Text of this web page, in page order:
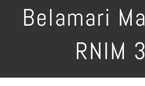
Belamari
RNIM